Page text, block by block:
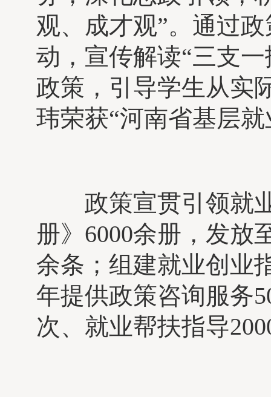
观、成才观”。通过
动，宣传解读“三支
政策，引导学生从实
玮荣获“河南省基层
政策宣贯引领就业
册》6000余册，发放
余条；组建就业创业
年提供政策咨询服务
次、就业帮扶指导